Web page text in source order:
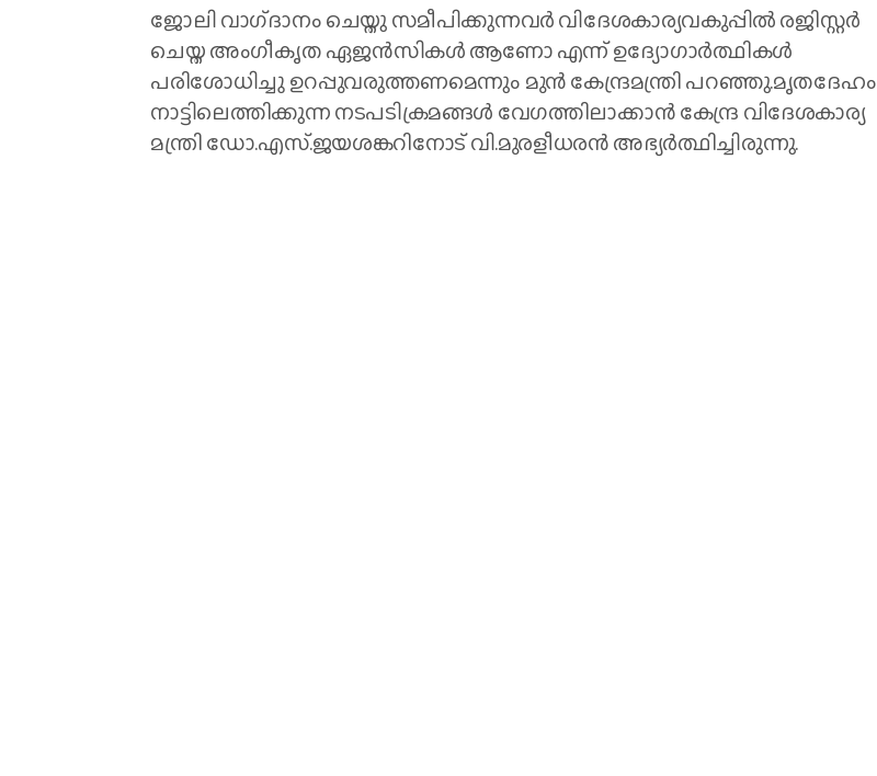
ജോലി വാഗ്‌ദാനം ചെയ്തു സമീപിക്കുന്നവർ വിദേശകാര്യവകുപ്പിൽ രജിസ്റ്റർ
ചെയ്ത അംഗീകൃത ഏജൻസികൾ ആണോ എന്ന് ഉദ്യോഗാർത്ഥികൾ
പരിശോധിച്ചു ഉറപ്പുവരുത്തണമെന്നും മുൻ കേന്ദ്രമന്ത്രി പറഞ്ഞു.മൃതദേഹം
നാട്ടിലെത്തിക്കുന്ന നടപടിക്രമങ്ങൾ വേഗത്തിലാക്കാൻ കേന്ദ്ര വിദേശകാര്യ
മന്ത്രി ഡോ.എസ്.ജയശങ്കറിനോട് വി.മുരളീധരൻ അഭ്യർത്ഥിച്ചിരുന്നു.